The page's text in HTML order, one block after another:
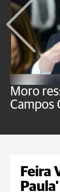
Moro
Campos
Feira